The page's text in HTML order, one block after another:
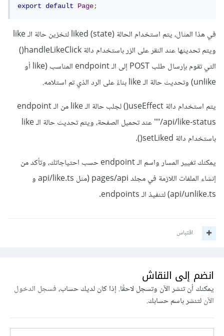
export default Page;
في هذا المثال، يتم استخدام الحالة (state) liked لتخزين حالة الـ like
ويتم تحديثها عند النقر على الزر باستخدام دالة handleLikeClick()
التي تقوم بإرسال طلب POST إلى الـ endpoint المناسب (like أو
unlike) وتحديث حالة الـ like بناءً على الرد الذي تم استلامه.
يتم استخدام دالة useEffect() لجلب حالة الـ like من الـ endpoint
"/api/like-status" عند تحميل الصفحة، ويتم تحديث حالة الـ like
باستخدام دالة setLiked().
يمكنك تغيير المسار واسم الـ endpoint حسب احتياجاتك، وتأكد من
إنشاء الملفات اللازمة في مجلد pages/api (مثل api/like.ts و
api/unlike.ts) لتنفيذ الـ endpoints.
اقتباس
انضم إلى النقاش
يمكنك أن تنشر الآن وتسجل لاحقًا. إذا كان لديك حساب،فسجل الدخول
الآنلتنشر باسم حسابك.